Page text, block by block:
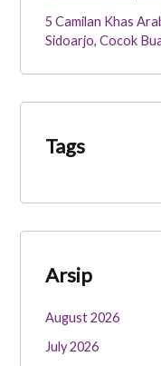
5 Camilan Khas
Sidoarjo, Cocok
Tags
Arsip
August 2026
July 2026